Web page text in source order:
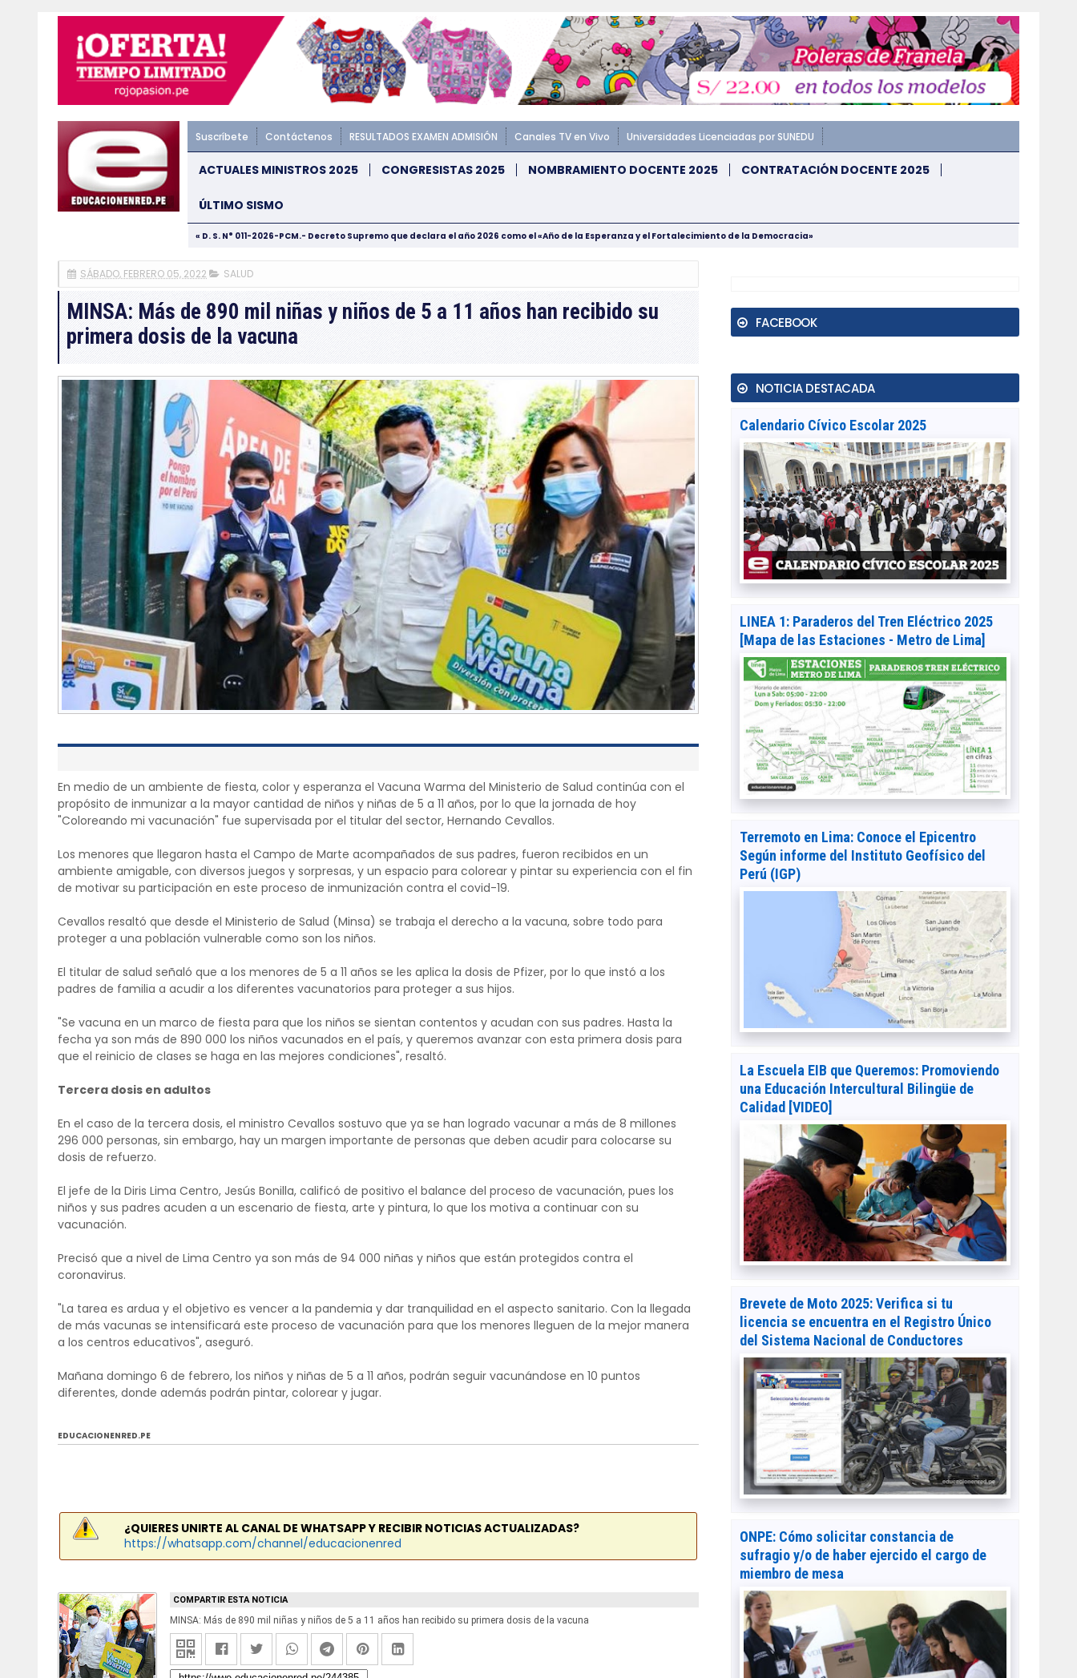
Suscríbete Contáctenos RESULTADOS EXAMEN ADMISIÓN Canales TV en Vivo Universidades Licenciadas por SUNEDU
ACTUALES MINISTROS 2025 CONGRESISTAS 2025 NOMBRAMIENTO DOCENTE 2025 CONTRATACIÓN DOCENTE 2025
ÚLTIMO SISMO
« D. S. N° 011-2026-PCM.- Decreto Supremo que declara el año 2026 como el «Año de la Esperanza y el Fortalecimiento de la Democracia»
SÁBADO, FEBRERO 05, 2022 SALUD
MINSA: Más de 890 mil niñas y niños de 5 a 11 años han recibido su
primera dosis de la vacuna
En medio de un ambiente de fiesta, color y esperanza el Vacuna Warma del Ministerio de Salud continúa con el
propósito de inmunizar a la mayor cantidad de niños y niñas de 5 a 11 años, por lo que la jornada de hoy
"Coloreando mi vacunación" fue supervisada por el titular del sector, Hernando Cevallos.
Los menores que llegaron hasta el Campo de Marte acompañados de sus padres, fueron recibidos en un
ambiente amigable, con diversos juegos y sorpresas, y un espacio para colorear y pintar su experiencia con el fin
de motivar su participación en este proceso de inmunización contra el covid-19.
Cevallos resaltó que desde el Ministerio de Salud (Minsa) se trabaja el derecho a la vacuna, sobre todo para
proteger a una población vulnerable como son los niños.
El titular de salud señaló que a los menores de 5 a 11 años se les aplica la dosis de Pfizer, por lo que instó a los
padres de familia a acudir a los diferentes vacunatorios para proteger a sus hijos.
"Se vacuna en un marco de fiesta para que los niños se sientan contentos y acudan con sus padres. Hasta la
fecha ya son más de 890 000 los niños vacunados en el país, y queremos avanzar con esta primera dosis para
que el reinicio de clases se haga en las mejores condiciones", resaltó.
Tercera dosis en adultos
En el caso de la tercera dosis, el ministro Cevallos sostuvo que ya se han logrado vacunar a más de 8 millones
296 000 personas, sin embargo, hay un margen importante de personas que deben acudir para colocarse su
dosis de refuerzo.
El jefe de la Diris Lima Centro, Jesús Bonilla, calificó de positivo el balance del proceso de vacunación, pues los
niños y sus padres acuden a un escenario de fiesta, arte y pintura, lo que los motiva a continuar con su
vacunación.
Precisó que a nivel de Lima Centro ya son más de 94 000 niñas y niños que están protegidos contra el
coronavirus.
"La tarea es ardua y el objetivo es vencer a la pandemia y dar tranquilidad en el aspecto sanitario. Con la llegada
de más vacunas se intensificará este proceso de vacunación para que los menores lleguen de la mejor manera
a los centros educativos", aseguró.
Mañana domingo 6 de febrero, los niños y niñas de 5 a 11 años, podrán seguir vacunándose en 10 puntos
diferentes, donde además podrán pintar, colorear y jugar.
EDUCACIONENRED.PE
¿QUIERES UNIRTE AL CANAL DE WHATSAPP Y RECIBIR NOTICIAS ACTUALIZADAS?
https://whatsapp.com/channel/educacionenred
COMPARTIR ESTA NOTICIA
MINSA: Más de 890 mil niñas y niños de 5 a 11 años han recibido su primera dosis de la vacuna
FACEBOOK
NOTICIA DESTACADA
Calendario Cívico Escolar 2025
LINEA 1: Paraderos del Tren Eléctrico 2025
[Mapa de las Estaciones - Metro de Lima]
Terremoto en Lima: Conoce el Epicentro
Según informe del Instituto Geofísico del
Perú (IGP)
La Escuela EIB que Queremos: Promoviendo
una Educación Intercultural Bilingüe de
Calidad [VIDEO]
Brevete de Moto 2025: Verifica si tu
licencia se encuentra en el Registro Único
del Sistema Nacional de Conductores
ONPE: Cómo solicitar constancia de
sufragio y/o de haber ejercido el cargo de
miembro de mesa